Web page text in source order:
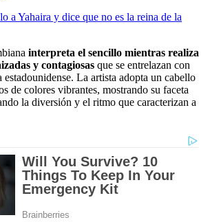
a Yahaira y dice que no es la reina de la
interpreta el sencillo mientras realiza
y contagiosas que se entrelazan con
estadounidense. La artista adopta un cabello
de colores vibrantes, mostrando su faceta
la diversión y el ritmo que caracterizan a